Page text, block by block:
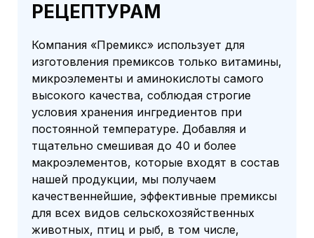
РЕЦЕПТУРАМ
Компания «Премикс» использует для
изготовления премиксов только витамины,
микроэлементы и аминокислоты самого
высокого качества, соблюдая строгие
условия хранения ингредиентов при
постоянной температуре. Добавляя и
тщательно смешивая до 40 и более
макроэлементов, которые входят в состав
нашей продукции, мы получаем
качественнейшие, эффективные премиксы
для всех видов сельскохозяйственных
животных, птиц и рыб, в том числе,